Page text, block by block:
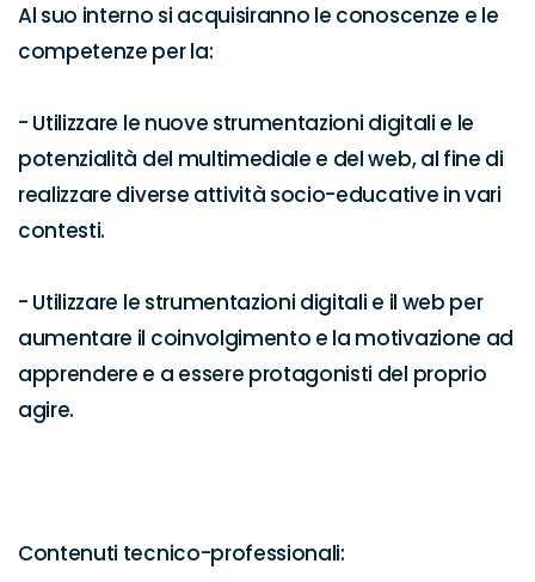
Al suo interno si acquisiranno le conoscenze e le
competenze per la:
- Utilizzare le nuove strumentazioni digitali e le
potenzialità del multimediale e del web, al fine di
realizzare diverse attività socio-educative in vari
contesti.
- Utilizzare le strumentazioni digitali e il web per
aumentare il coinvolgimento e la motivazione ad
apprendere e a essere protagonisti del proprio
agire.
Contenuti tecnico-professionali: